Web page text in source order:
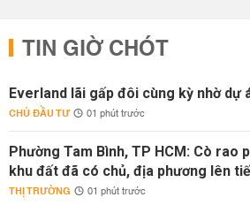
TIN GIỜ CHÓT
Everland lãi gấp đôi cùng kỳ nhờ dự
CHỦ ĐẦU TƯ 01 phút trước
Phường Tam Bình, TP HCM: Cò rao
khu đất đã có chủ, địa phương lên
THỊ TRƯỜNG 01 phút trước